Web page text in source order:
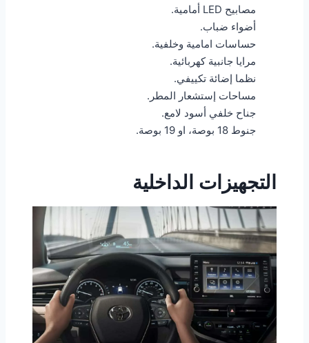
مصابيح LED أمامية.
أضواء ضباب.
حساسات امامية وخلفية.
مرايا جانبية كهربائية.
نظما إضائة تكييفي.
مساحات إستشعار المطر.
جناح خلفي أسود لامع.
جنوط 18 بوصة، او 19 بوصة.
التجهيزات الداخلية